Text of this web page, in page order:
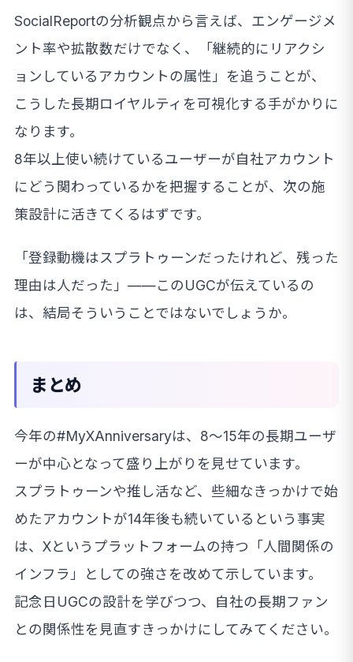
SocialReportの分析観点から言えば、エンゲージメ
ント率や拡散数だけでなく、「継続的にリアクシ
ョンしているアカウントの属性」を追うことが、
こうした長期ロイヤルティを可視化する手がかりに
なります。
8年以上使い続けているユーザーが自社アカウント
にどう関わっているかを把握することが、次の施
策設計に活きてくるはずです。
「登録動機はスプラトゥーンだったけれど、残った
理由は人だった」——このUGCが伝えているの
は、結局そういうことではないでしょうか。
まとめ
今年の#MyXAnniversaryは、8〜15年の長期ユーザ
ーが中心となって盛り上がりを見せています。
スプラトゥーンや推し活など、些細なきっかけで始
めたアカウントが14年後も続いているという事実
は、Xというプラットフォームの持つ「人間関係の
インフラ」としての強さを改めて示しています。
記念日UGCの設計を学びつつ、自社の長期ファン
との関係性を見直すきっかけにしてみてください。